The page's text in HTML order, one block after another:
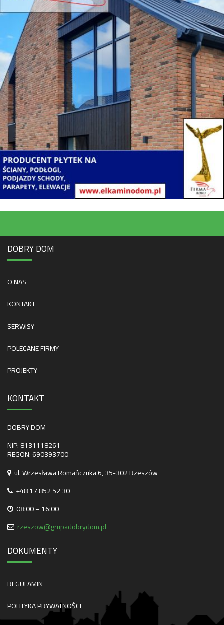
DOBRY DOM
O NAS
KONTAKT
SERWISY
POLECANE FIRMY
PROJEKTY
KONTAKT
DOBRY DOM
NIP: 8131118261
REGON: 690393700
ul. Wrzesława Romańczuka 6, 35-302 Rzeszów
+48 17 852 52 30
08:00 – 16:00
rzeszow@grupadobrydom.pl
DOKUMENTY
REGULAMIN
POLITYKA PRYWATNOŚCI